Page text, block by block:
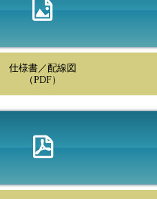
仕様書／配線図
（PDF）